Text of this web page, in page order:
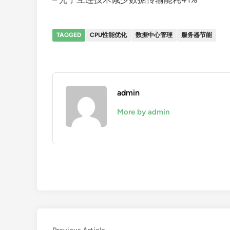
TAGGED CPU性能优化 数据中心管理 服务器节能
admin
More by admin